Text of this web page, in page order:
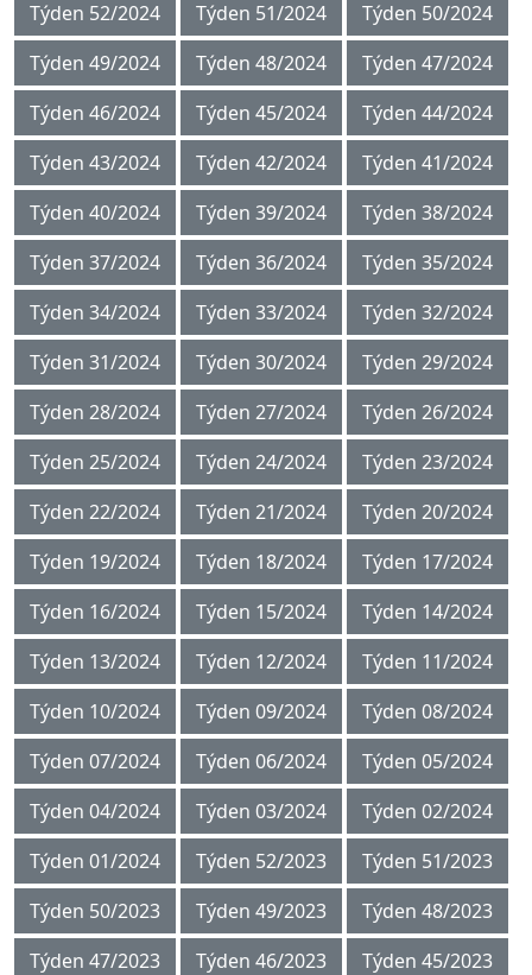
Týden 52/2024
Týden 51/2024
Týden 50/2024
Týden 49/2024
Týden 48/2024
Týden 47/2024
Týden 46/2024
Týden 45/2024
Týden 44/2024
Týden 43/2024
Týden 42/2024
Týden 41/2024
Týden 40/2024
Týden 39/2024
Týden 38/2024
Týden 37/2024
Týden 36/2024
Týden 35/2024
Týden 34/2024
Týden 33/2024
Týden 32/2024
Týden 31/2024
Týden 30/2024
Týden 29/2024
Týden 28/2024
Týden 27/2024
Týden 26/2024
Týden 25/2024
Týden 24/2024
Týden 23/2024
Týden 22/2024
Týden 21/2024
Týden 20/2024
Týden 19/2024
Týden 18/2024
Týden 17/2024
Týden 16/2024
Týden 15/2024
Týden 14/2024
Týden 13/2024
Týden 12/2024
Týden 11/2024
Týden 10/2024
Týden 09/2024
Týden 08/2024
Týden 07/2024
Týden 06/2024
Týden 05/2024
Týden 04/2024
Týden 03/2024
Týden 02/2024
Týden 01/2024
Týden 52/2023
Týden 51/2023
Týden 50/2023
Týden 49/2023
Týden 48/2023
Týden 47/2023
Týden 46/2023
Týden 45/2023